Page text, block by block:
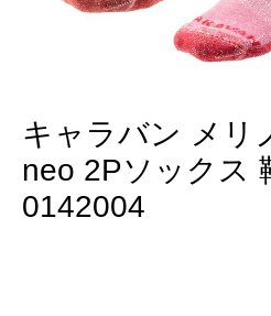
キャラバン メリ
neo 2Pソックス
0142004